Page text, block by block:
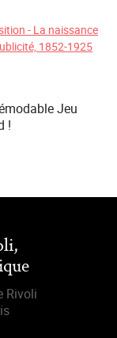
- La naissance
1852-1925
Jeu
!
Rivoli